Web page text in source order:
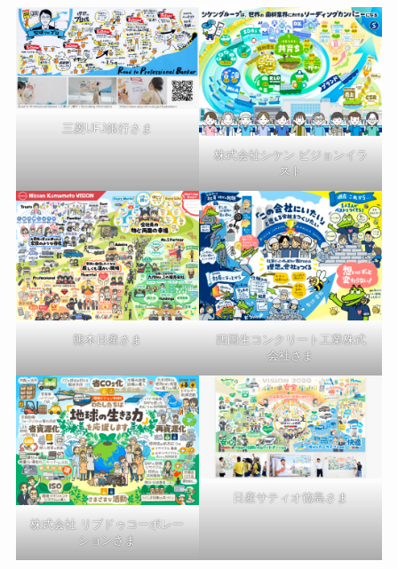
三菱UFJ銀行さま
株式会社シケン ビジョンイラ
スト
熊本日産さま
四国生コンクリート工業株式
会社さま
株式会社 リブドゥコーポレー
ションさま
日産サティオ徳島さま